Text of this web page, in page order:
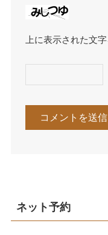
上に表示された文
ネット予約